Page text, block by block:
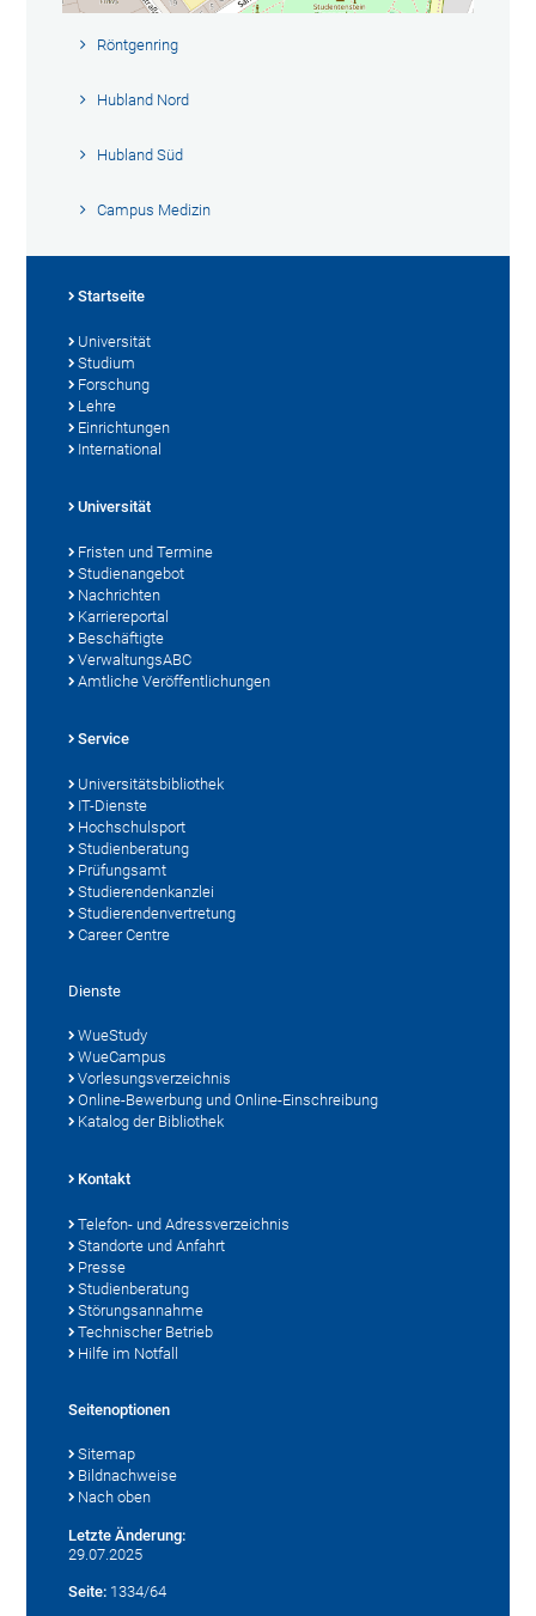
Röntgenring
Hubland Nord
Hubland Süd
Campus Medizin
Startseite
Universität
Studium
Forschung
Lehre
Einrichtungen
International
Universität
Fristen und Termine
Studienangebot
Nachrichten
Karriereportal
Beschäftigte
VerwaltungsABC
Amtliche Veröffentlichungen
Service
Universitätsbibliothek
IT-Dienste
Hochschulsport
Studienberatung
Prüfungsamt
Studierendenkanzlei
Studierendenvertretung
Career Centre
Dienste
WueStudy
WueCampus
Vorlesungsverzeichnis
Online-Bewerbung und Online-Einschreibung
Katalog der Bibliothek
Kontakt
Telefon- und Adressverzeichnis
Standorte und Anfahrt
Presse
Studienberatung
Störungsannahme
Technischer Betrieb
Hilfe im Notfall
Seitenoptionen
Sitemap
Bildnachweise
Nach oben
Letzte Änderung:
29.07.2025
Seite: 1334/64